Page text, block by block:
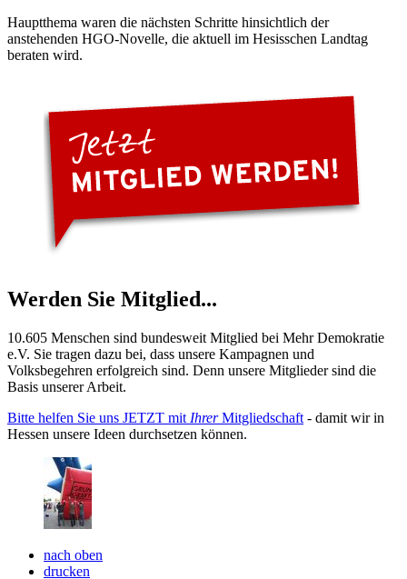
Hauptthema waren die nächsten Schritte hinsichtlich der
anstehenden HGO-Novelle, die aktuell im Hesisschen Landtag
beraten wird.
Werden Sie Mitglied...
10.605 Menschen sind bundesweit Mitglied bei Mehr Demokratie
e.V. Sie tragen dazu bei, dass unsere Kampagnen und
Volksbegehren erfolgreich sind. Denn unsere Mitglieder sind die
Basis unserer Arbeit.
Bitte helfen Sie uns JETZT mit IhrerMitgliedschaft - damit wir in
Hessen unsere Ideen durchsetzen können.
nach oben
drucken